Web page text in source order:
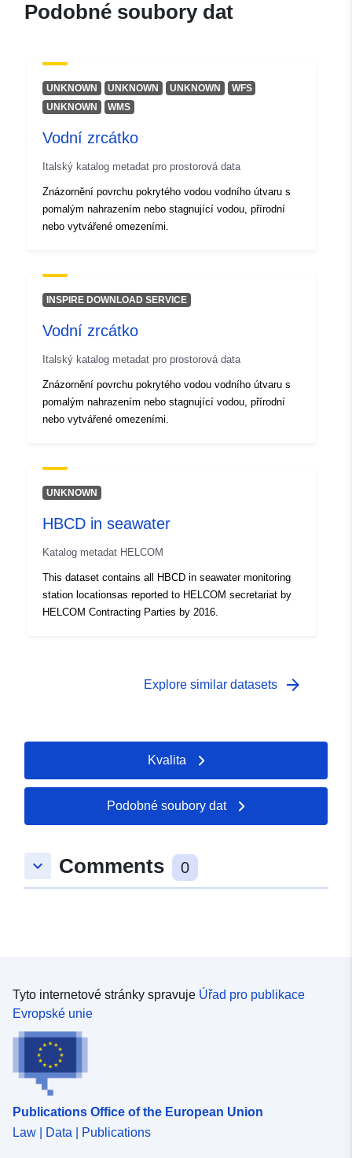
], [ 13.92, 46.66 ], [ 13.92,
45.56 ], [ 12.32, 45.56 ], [
Identifikátory:
uriRef:
m5401-cc-i9637
Podobné soubory dat
UNKNOWN UNKNOWN UNKNOWN
WFS
UNKNOWN
WMS
Vodní zrcátko
Italský katalog metadat pro prostorová data
Znázornění povrchu pokrytého vodou vodního útvaru s
pomalým nahrazením nebo stagnující vodou, přírodní
nebo vytvářené omezeními.
INSPIRE DOWNLOAD SERVICE
Vodní zrcátko
Italský katalog metadat pro prostorová data
Znázornění povrchu pokrytého vodou vodního útvaru s
pomalým nahrazením nebo stagnující vodou, přírodní
nebo vytvářené omezeními.
UNKNOWN
HBCD in seawater
Katalog metadat HELCOM
This dataset contains all HBCD in seawater monitoring
station locationsas reported to HELCOM secretariat by
HELCOM Contracting Parties by 2016.
Explore similar datasets arrow_forward
Kvalita
Podobné soubory dat
keyboard_arrow_down Comments 0
Tyto internetové stránky spravuje Úřad pro publikace
Evropské unie
Publications Office of the European Union
Law | Data | Publications